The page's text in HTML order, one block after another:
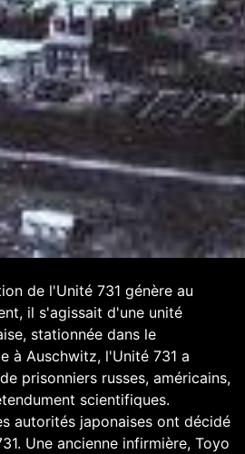
de l'Unité 731 génère au
il s'agissait d'une unité
stationnée dans le
à Auschwitz, l'Unité 731 a
prisonniers russes, américains,
scientifiques.
autorités japonaises ont décidé
Une ancienne infirmière, Toyo